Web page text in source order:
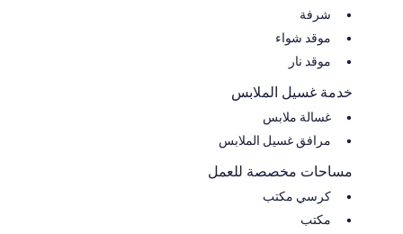
شرفة
موقد شواء
موقد نار
خدمة غسيل الملابس
غسالة ملابس
مرافق غسيل الملابس
مساحات مخصصة للعمل
كرسي مكتب
مكتب